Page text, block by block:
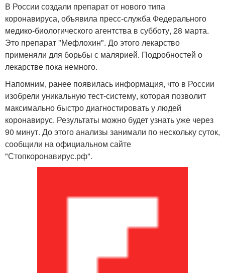
В России создали препарат от нового типа
коронавируса, объявила пресс-служба Федерального
медико-биологического агентства в субботу, 28 марта.
Это препарат "Мефлохин". До этого лекарство
применяли для борьбы с малярией. Подробностей о
лекарстве пока немного.
Напомним, ранее появилась информация, что в России
изобрели уникальную тест-систему, которая позволит
максимально быстро диагностировать у людей
коронавирус. Результаты можно будет узнать уже через
90 минут. До этого анализы занимали по нескольку суток,
сообщили на официальном сайте
"Стопкоронавирус.рф".